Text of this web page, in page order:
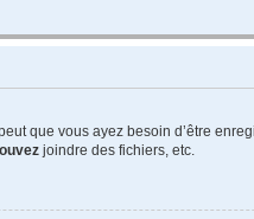
que vous ayez besoin d’être
joindre des fichiers, etc.